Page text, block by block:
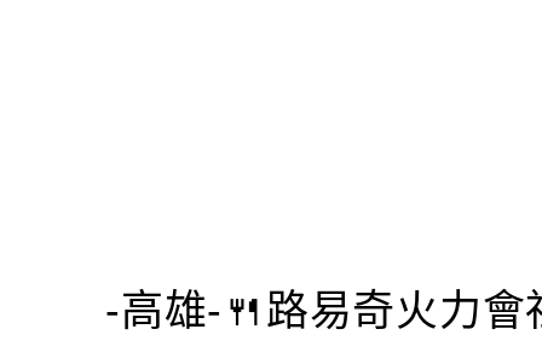
-高雄-🍴路易奇火力會